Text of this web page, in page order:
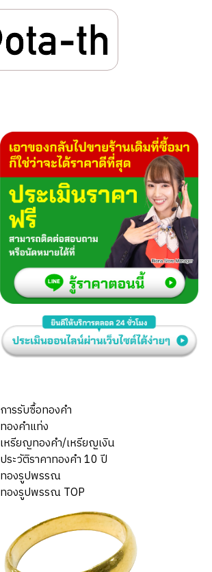
การรับซื้อทองคำ
ทองคำแท่ง
เหรียญทองคำ/เหรียญเงิน
ประวัติราคาทองคำ 10 ปี
ทองรูปพรรณ
ทองรูปพรรณ TOP